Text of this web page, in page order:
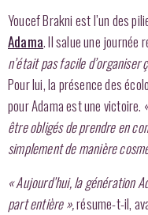
Youcef Brakni est l’un des
Adama. Il salue une journée
n’était pas facile
Pour lui, la présence des
pour Adama est une victoire.
être obligés de prendre en
simplement de manière
« Aujourd’hui, la génération
part entière »,résume-t-il,